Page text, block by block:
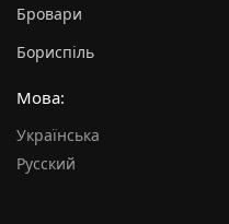
Бровари
Бориспіль
Мова:
Українська
Русский